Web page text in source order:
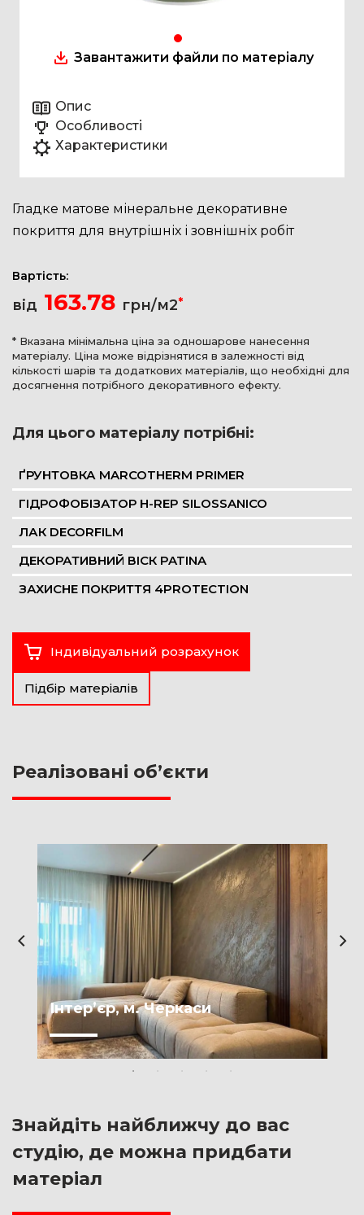
Завантажити файли по матеріалу
Опис
Особливості
Характеристики
Гладке матове мінеральне декоративне
покриття для внутрішніх і зовнішніх робіт
Вартість:
від 163.78 грн/м2*
* Вказана мінімальна ціна за одношарове нанесення
матеріалу. Ціна може відрізнятися в залежності від
кількості шарів та додаткових матеріалів, що необхідні для
досягнення потрібного декоративного ефекту.
Для цього матеріалу потрібні:
ҐРУНТОВКА MARCOTHERM PRIMER
ГІДРОФОБІЗАТОР H-REP SILOSSANICO
ЛАК DECORFILM
ДЕКОРАТИВНИЙ ВІСК PATINA
ЗАХИСНЕ ПОКРИТТЯ 4PROTECTION
Індивідуальний розрахунок
Підбір матеріалів
Реалізовані об’єкти
Інтерʼєр, м. Черкаси
Знайдіть найближчу до вас
студію, де можна придбати
матеріал